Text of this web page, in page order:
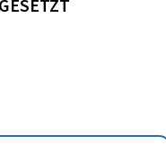
GESETZT